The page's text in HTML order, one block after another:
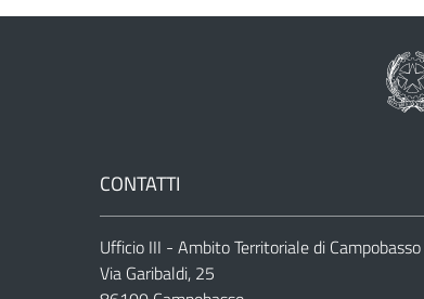
CONTATTI
Ufficio III - Ambito Territoriale di Campobasso
Via Garibaldi, 25